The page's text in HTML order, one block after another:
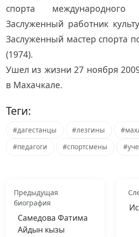
спорта международного
Заслуженный работник
Заслуженный мастер спорта
(1974).
Ушел из жизни 27 ноября
в Махачкале.
Теги:
#дагестанцы #лезгины
#педагоги
#спортсмены
Предыдущая
биография
Самедова Фатима
Айдын кызы